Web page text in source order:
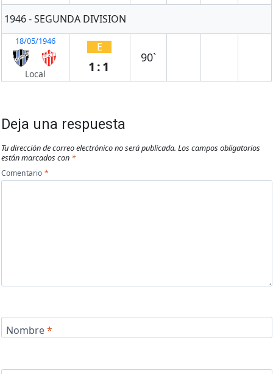
1946 - SEGUNDA DIVISION
18/05/1946
Local
E
1:1
90`
Deja una respuesta
Tu dirección de correo electrónico no será publicada. Los campos obligatorios
están marcados con *
Comentario *
Nombre*